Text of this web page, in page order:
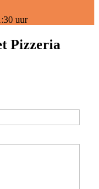
uur
Pizzeria